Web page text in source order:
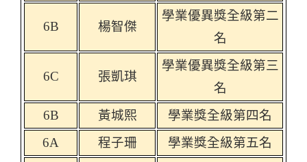
6B 楊智傑
學業優異獎全級第二
名
6C 張凱琪
學業優異獎全級第三
名
6B
黃城熙
學業獎全級第四名
6A
程子珊
學業獎全級第五名